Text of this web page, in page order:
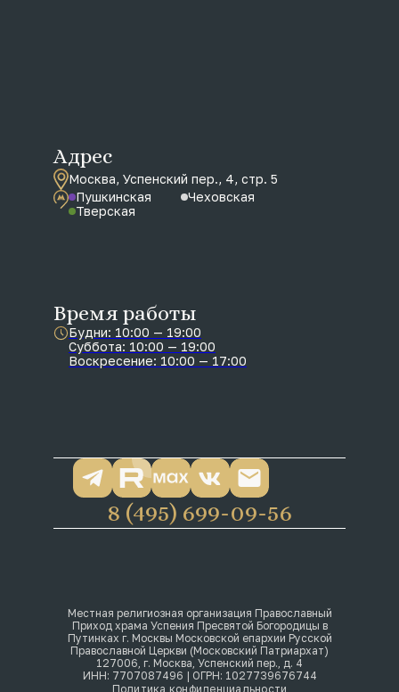
Местная религиозная организация Православный
Приход храма Успения Пресвятой Богородицы в
Путинках г. Москвы Московской епархии Русской
Православной Церкви (Московский Патриархат)
127006, г. Москва, Успенский пер., д. 4
ИНН: 7707087496 | ОГРН: 1027739676744
Политика конфиденциальности
8 (495) 699-09-56
Адрес
Москва, Успенский пер., 4, стр. 5
Пушкинская
Чеховская
Тверская
Время работы
Будни: 10:00 — 19:00
Суббота: 10:00 — 19:00
Воскресение: 10:00 — 17:00